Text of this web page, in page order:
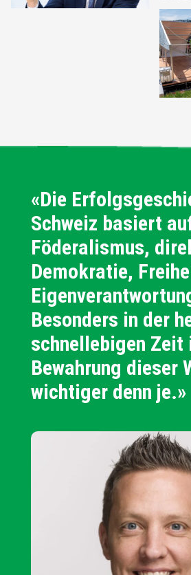
«Die
Schweiz basiert
Föderalismus,
Demokratie,
Besonders in der
schnellebigen Zeit
Bewahrung dieser
wichtiger denn je.»